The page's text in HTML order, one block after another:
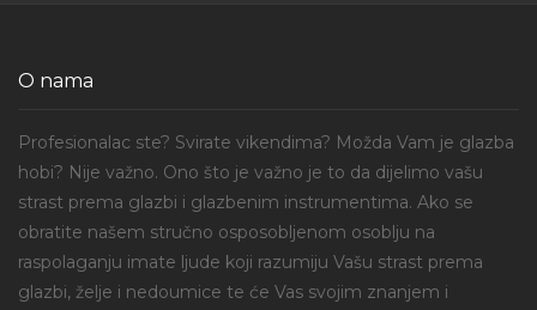
O nama
Profesionalac ste? Svirate vikendima? Možda Vam je glazba
hobi? Nije važno. Ono što je važno je to da dijelimo vašu
strast prema glazbi i glazbenim instrumentima. Ako se
obratite našem stručno osposobljenom osoblju na
raspolaganju imate ljude koji razumiju Vašu strast prema
glazbi, želje i nedoumice te će Vas svojim znanjem i